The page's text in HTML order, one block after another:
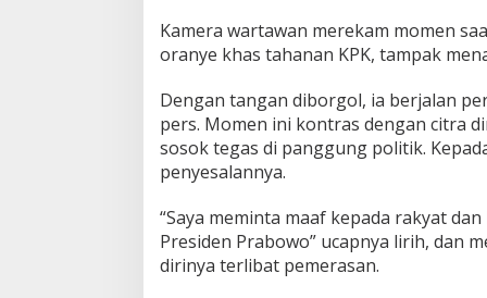
r
!
Kamera wartawan merekam momen
oranye khas tahanan KPK, tampak
Dengan tangan diborgol, ia berjalan
pers. Momen ini kontras dengan citra
sosok tegas di panggung politik.
penyesalannya.
“Saya meminta maaf kepada rakyat dan
Presiden Prabowo” ucapnya lirih, dan
dirinya terlibat pemerasan.